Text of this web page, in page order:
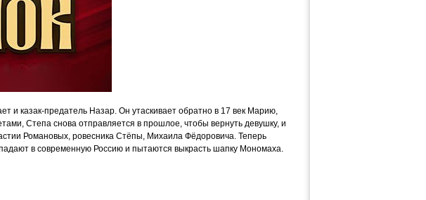
и казак-предатель Назар. Он утаскивает обратно в 17 век Марию,
Степа снова отправляется в прошлое, чтобы вернуть девушку, и
Романовых, ровесника Стёпы, Михаила Фёдоровича. Теперь
в современную Россию и пытаются выкрасть шапку Мономаха.